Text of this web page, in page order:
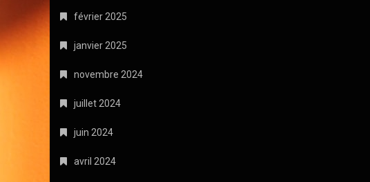
février 2025
janvier 2025
novembre 2024
juillet 2024
juin 2024
avril 2024